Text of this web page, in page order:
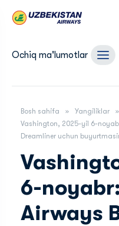
Ochiq ma'lumotlar
Bosh sahifa
Yangiliklar
Vashington, 2025-yil 6-
Dreamliner uchun
6-
Airways